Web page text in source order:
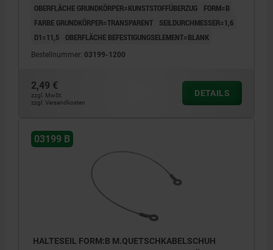
OBERFLÄCHE GRUNDKÖRPER=KUNSTSTOFFÜBERZUG
FORM=B
FARBE GRUNDKÖRPER=TRANSPARENT
SEILDURCHMESSER=1,6
D1=11,5
OBERFLÄCHE BEFESTIGUNGSELEMENT=BLANK
Bestellnummer: 03199-1200
2,49 €
zzgl. MwSt.
zzgl. Versandkosten
DETAILS
03199 B
HALTESEIL FORM:B M.QUETSCHKABELSCHUH